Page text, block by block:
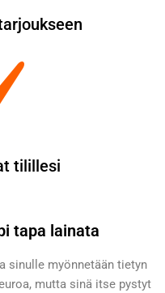
tilillesi
tapa lainata
sinulle myönnetään tietyn
mutta sinä itse pystyt